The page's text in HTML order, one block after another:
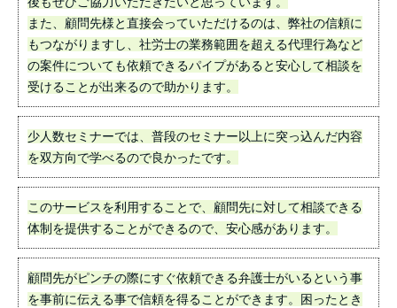
また、顧問先様と直接会っていただけるのは、弊社の信頼に
もつながりますし、社労士の業務範囲を超える代理行為など
の案件についても依頼できるパイプがあると安心して相談を
受けることが出来るので助かります。
少人数セミナーでは、普段のセミナー以上に突っ込んだ内容
を双方向で学べるので良かったです。
このサービスを利用することで、顧問先に対して相談できる
体制を提供することができるので、安心感があります。
顧問先がピンチの際にすぐ依頼できる弁護士がいるという事
を事前に伝える事で信頼を得ることができます。困ったとき